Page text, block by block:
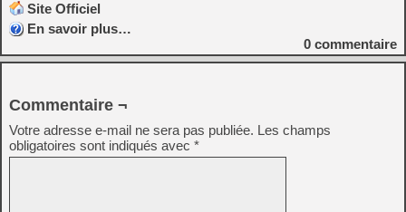
Site Officiel
En savoir plus…
0 commentaire
Commentaire ¬
Votre adresse e-mail ne sera pas publiée. Les champs
obligatoires sont indiqués avec *